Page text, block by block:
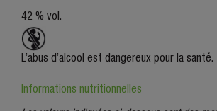
42 % vol.
L’abus d’alcool est dangereux pour la santé.
Informations nutritionnelles